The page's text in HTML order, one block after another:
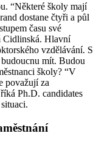
“Některé školy mají
dostane čtyři a půl
času své
Cidlinská. Hlavní
vzdělávání. S
mít. Budou
školy? “V
považují za
Ph.D. candidates